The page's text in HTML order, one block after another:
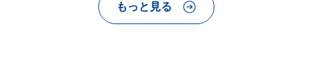
もっと見る